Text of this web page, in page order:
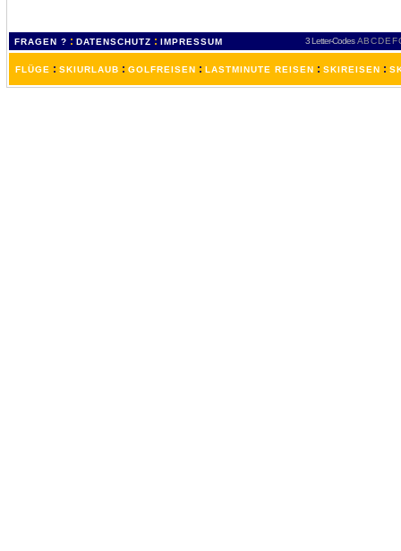
FRAGEN ? : DATENSCHUTZ : IMPRESSUM 3 Letter-Codes ABCDEF
FLÜGE : SKIURLAUB : GOLFREISEN : LASTMINUTE REISEN : SKIREISEN :